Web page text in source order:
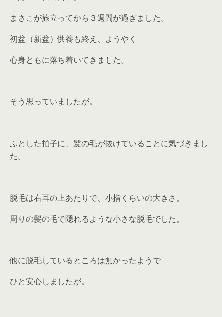
まさこが旅立ってから３週間が過ぎました。
初盆（新盆）供養も終え、ようやく
心身ともに落ち着いてきました。
そう思っていましたが。
ふとした拍子に、髪の毛が抜けていることに気づきまし
た。
脱毛は右耳の上あたりで、小指くらいの大きさ。
周りの髪の毛で隠れるような小さな脱毛でした。
他に脱毛しているところは無かったようで
ひと安心しましたが。